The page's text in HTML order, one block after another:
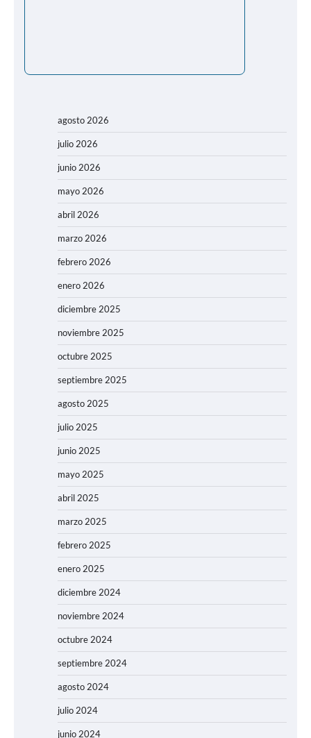
agosto 2026
julio 2026
junio 2026
mayo 2026
abril 2026
marzo 2026
febrero 2026
enero 2026
diciembre 2025
noviembre 2025
octubre 2025
septiembre 2025
agosto 2025
julio 2025
junio 2025
mayo 2025
abril 2025
marzo 2025
febrero 2025
enero 2025
diciembre 2024
noviembre 2024
octubre 2024
septiembre 2024
agosto 2024
julio 2024
junio 2024